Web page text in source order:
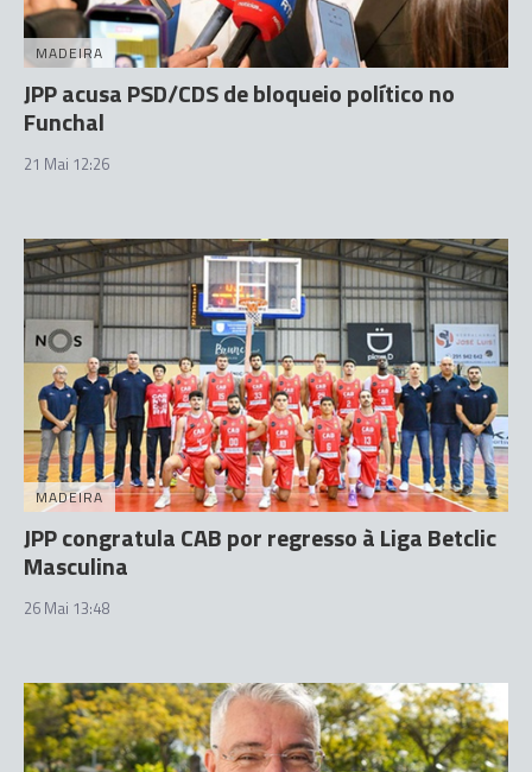
MADEIRA
JPP acusa PSD/CDS de bloqueio político no
Funchal
21 Mai 12:26
MADEIRA
JPP congratula CAB por regresso à Liga Betclic
Masculina
26 Mai 13:48